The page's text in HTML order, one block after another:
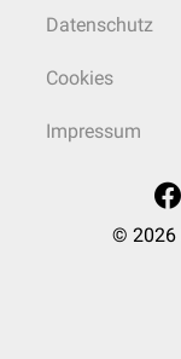
Datenschutz
Cookies
Impressum
© 2026